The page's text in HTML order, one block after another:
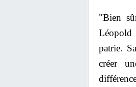
"Bien
Léopold
patrie.
créer